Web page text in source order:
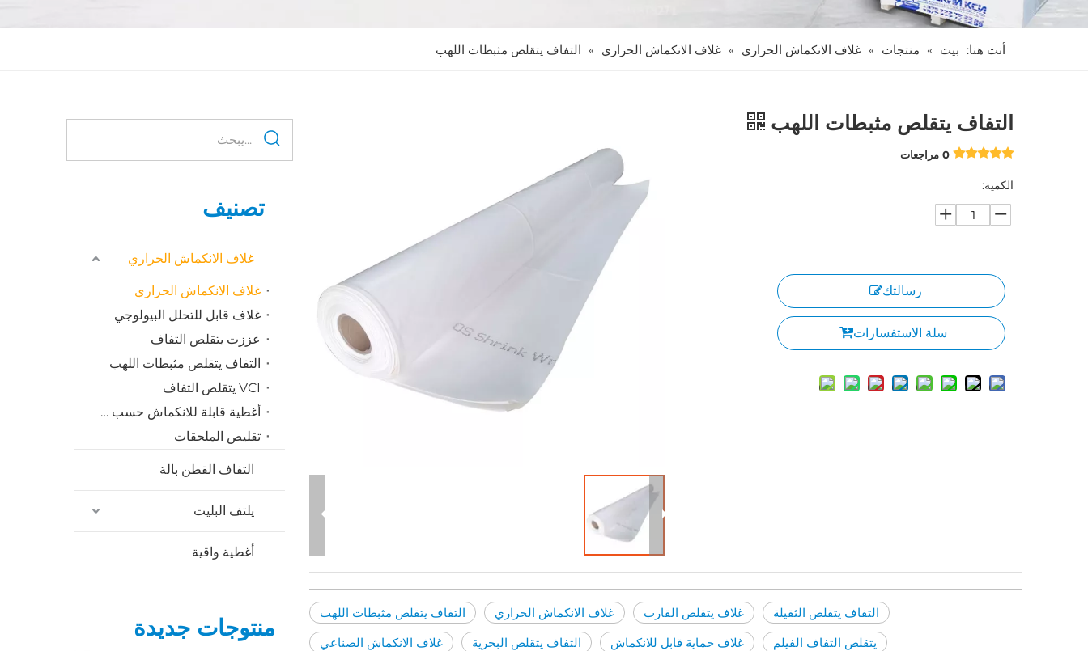
أنت هنا: بيت » منتجات » غلاف الانكماش الحراري » غلاف الانكماش الحراري » التفاف يتقلص مثبطات اللهب
تصنيف
غلاف الانكماش الحراري
غلاف الانكماش الحراري
غلاف قابل للتحلل البيولوجي
عززت يتقلص التفاف
التفاف يتقلص مثبطات اللهب
VCI يتقلص التفاف
أغطية قابلة للانكماش حسب الطلب
تقليص الملحقات
التفاف القطن بالة
يلتف البليت
أغطية واقية
منتوجات جديدة
التفاف يتقلص مثبطات اللهب
0 مراجعات
الكمية:
رسالتك
سلة الاستفسارات
التفاف يتقلص مثبطات اللهب غلاف الانكماش الحراري غلاف يتقلص القارب
التفاف يتقلص الثقيلة
غلاف الانكماش الصناعي
التفاف يتقلص البحرية غلاف حماية قابل للانكماش
يتقلص التفاف الفيلم